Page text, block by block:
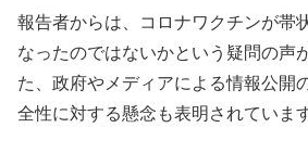
報告者からは、コロナワクチンが帯
なったのではないかという疑問の声
た、政府やメディアによる情報公開
全性に対する懸念も表明されています